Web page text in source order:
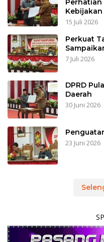
Perhatian
Kebijakan
15 Juli 2026
Perkuat
7 Juli 2026
DPRD
Daerah
30 Juni 2026
23 Juni 2026
SPEACE